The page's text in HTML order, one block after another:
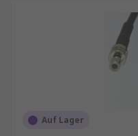
Auf Lager